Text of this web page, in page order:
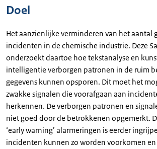
Doel
Het aanzienlijke verminderen van het aantal
incidenten in de chemische industrie. Deze
onderzoekt daartoe hoe tekstanalyse en
intelligentie verborgen patronen in de ruim
gegevens kunnen opsporen. Dit moet het
zwakke signalen die voorafgaan aan
herkennen. De verborgen patronen en
niet goed door de betrokkenen opgemerkt.
‘early warning’ alarmeringen is eerder
incidenten kunnen zo worden voorkomen en